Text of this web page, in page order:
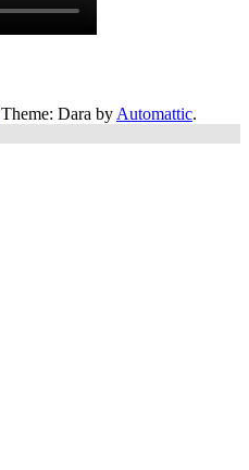
Theme: Dara by Automattic.